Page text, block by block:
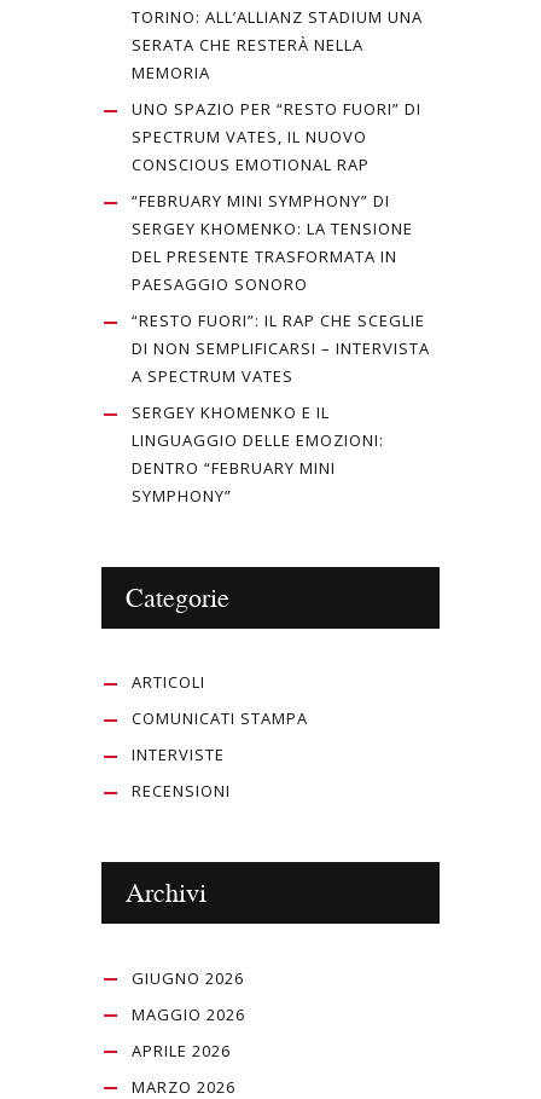
TORINO: ALL’ALLIANZ STADIUM UNA
SERATA CHE RESTERÀ NELLA
MEMORIA
UNO SPAZIO PER “RESTO FUORI” DI
SPECTRUM VATES, IL NUOVO
CONSCIOUS EMOTIONAL RAP
“FEBRUARY MINI SYMPHONY” DI
SERGEY KHOMENKO: LA TENSIONE
DEL PRESENTE TRASFORMATA IN
PAESAGGIO SONORO
“RESTO FUORI”: IL RAP CHE SCEGLIE
DI NON SEMPLIFICARSI – INTERVISTA
A SPECTRUM VATES
SERGEY KHOMENKO E IL
LINGUAGGIO DELLE EMOZIONI:
DENTRO “FEBRUARY MINI
SYMPHONY”
Categorie
ARTICOLI
COMUNICATI STAMPA
INTERVISTE
RECENSIONI
Archivi
GIUGNO 2026
MAGGIO 2026
APRILE 2026
MARZO 2026